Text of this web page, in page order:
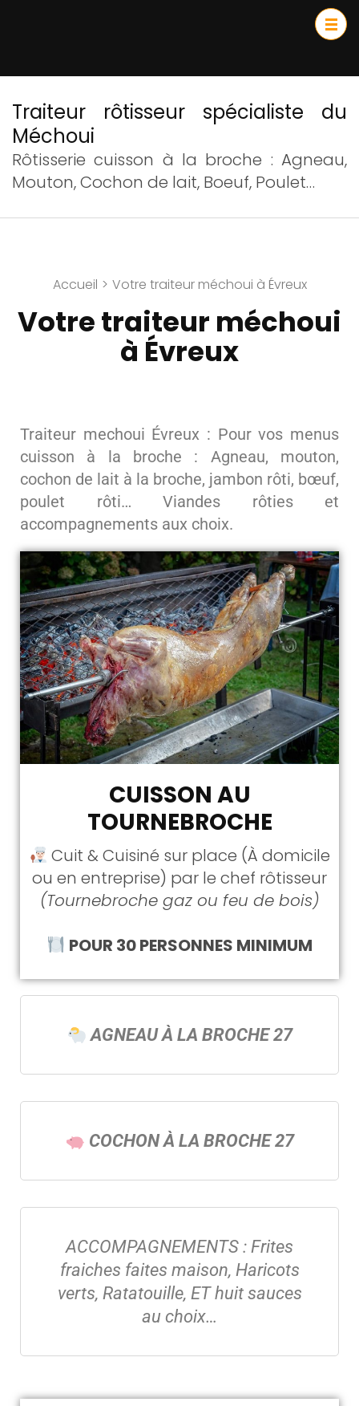
Traiteur rôtisseur spécialiste du
Méchoui
Rôtisserie cuisson à la broche : Agneau,
Mouton, Cochon de lait, Boeuf, Poulet…
Accueil > Votre traiteur méchoui à Évreux
Votre traiteur méchoui
à Évreux
Traiteur mechoui Évreux : Pour vos menus
cuisson à la broche : Agneau, mouton,
cochon de lait à la broche, jambon rôti, bœuf,
poulet rôti… Viandes rôties et
accompagnements aux choix.
CUISSON AU
TOURNEBROCHE
Cuit & Cuisiné sur place (À domicile
ou en entreprise) par le chef rôtisseur
(Tournebroche gaz ou feu de bois)
POUR 30 PERSONNES MINIMUM
AGNEAU À LA BROCHE 27
COCHON À LA BROCHE 27
ACCOMPAGNEMENTS : Frites
fraiches faites maison, Haricots
verts, Ratatouille, ET huit sauces
au choix…